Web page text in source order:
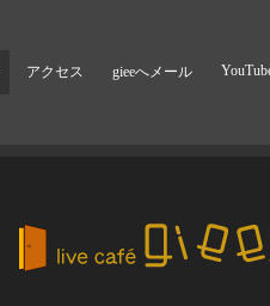
アクセス gieeへメール